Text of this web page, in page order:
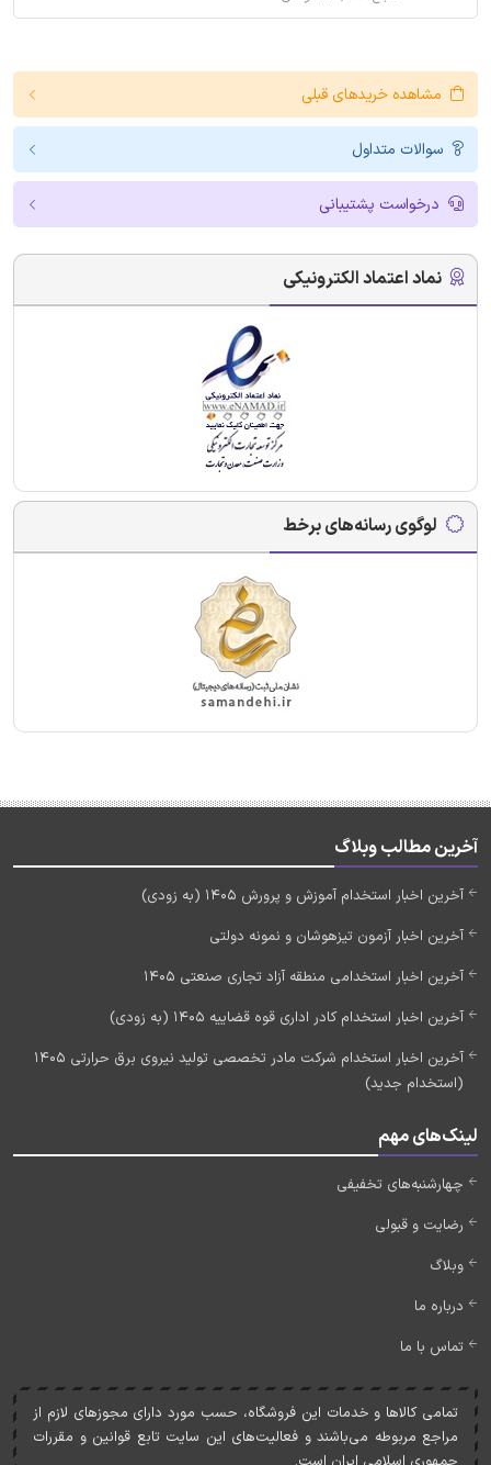
مشاهده خریدهای قبلی
سوالات متداول
درخواست پشتیبانی
نماد اعتماد الکترونیکی
لوگوی رسانه‌های برخط
آخرین مطالب وبلاگ
آخرین اخبار استخدام آموزش و پرورش 1405 (به زودی)
آخرین اخبار آزمون تیزهوشان و نمونه دولتی
آخرین اخبار استخدامی منطقه آزاد تجاری صنعتی 1405
آخرین اخبار استخدام کادر اداری قوه قضاییه 1405 (به زودی)
آخرین اخبار استخدام شرکت مادر تخصصی تولید نیروی برق حرارتی 1405
(استخدام جدید)
لینک‌های مهم
چهارشنبه‌های تخفیفی
رضایت و قبولی
وبلاگ
درباره ما
تماس با ما
تمامی کالاها و خدمات اين فروشگاه، حسب مورد دارای مجوزهای لازم از
مراجع مربوطه می‌باشند و فعاليت‌های اين سايت تابع قوانين و مقررات